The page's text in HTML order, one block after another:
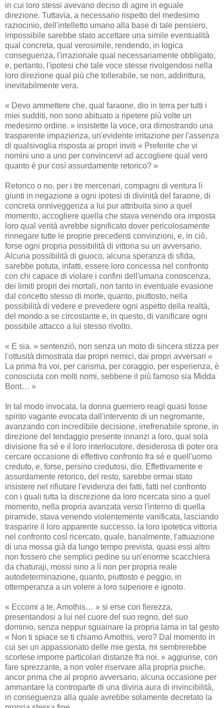
in cui loro stessi avevano deciso di agire in eguale
direzione. Tuttavia, a necessario rispetto del medesimo
raziocinio, dell'intelletto umano alla base di tale pensiero,
impossibile sarebbe stato accettare una simile eventualità
qual concreta, qual verosimile, rendendo, in logica
conseguenza, l'irrazionale qual necessariamente obbligato,
e, pertanto, l'ipotesi che tale voce stesse rivolgendosi nella
loro direzione qual più che tollerabile, se non, addirittura,
inevitabilmente vera.
« Devo ammettere che, qual faraone, dio in terra per tutti i
miei sudditi, non sono abituato a ripetere più volte un
medesimo ordine. » insistette la voce, ora dimostrando una
trasparente impazienza, un'evidente irritazione per l'assenza
di qualsivoglia risposta ai propri inviti « Preferite che vi
nomini uno a uno per convincervi ad accogliere qual vero
quanto è pur così assurdamente retorico? »
Retorico o no, per i tre mercenari, compagni di ventura lì
giunti in negazione a ogni ipotesi di divinità del faraone, di
concreta onniveggenza a lui pur attribuita sino a quel
momento, accogliere quella che stava venendo ora imposta
loro qual verità avrebbe significato dover pericolosamente
rinnegare tutte le proprie precedenti convinzioni, e, in ciò,
forse ogni propria possibilità di vittoria su un avversario.
Alcuna possibilità di giuoco, alcuna speranza di sfida,
sarebbe potuta, infatti, essere loro concessa nel confronto
con chi capace di violare i confini dell'umana conoscenza,
dei limiti propri dei mortali, non tanto in eventuale evasione
dal concetto stesso di morte, quanto, piuttosto, nella
possibilità di vedere e prevedere ogni aspetto della realtà,
del mondo a se circostante e, in questo, di vanificare ogni
possibile attacco a lui stesso rivolto.
« E sia. » sentenziò, non senza un moto di sincera stizza per
l'ottusità dimostrata dai propri nemici, dai propri avversari «
La prima fra voi, per carisma, per coraggio, per esperienza, è
conosciuta con molti nomi, sebbene il più famoso sia Midda
Bont… »
In tal modo invocata, la donna guerriero reagì quasi fosse
spirito vagante evocata dall'intervento di un negromante,
avanzando con incredibile decisione, irrefrenabile sprone, in
direzione del tendaggio presente innanzi a loro, qual sola
divisione fra sé e il loro interlocutore, desiderosa di poter ora
cercare occasione di effettivo confronto fra sé e quell'uomo
creduto, e, forse, persino credutosi, dio. Effettivamente e
assurdamente retorico, del resto, sarebbe ormai stato
insistere nel rifiutare l'evidenza dei fatti, fatti nel confronto
con i quali tutta la discrezione da loro ricercata sino a quel
momento, nella propria avanzata verso l'interno di quella
piramide, stava venendo violentemente vanificata, lasciando
trasparire il loro apparente successo, la loro ipotetica vittoria
nel confronto così ricercato, quale, banalmente, l'attuazione
di una mossa già da lungo tempo prevista, quasi essi altro
non fossero che semplici pedine su un'enorme scacchiera
da chaturaji, mossi sino a lì non per propria reale
autodeterminazione, quanto, piuttosto e peggio, in
ottemperanza a un volere a loro superiore e ignoto.
« Eccomi a te, Amothis… » si erse con fierezza,
presentandosi a lui nel cuore del suo regno, del suo
dominio, senza neppur sguainare la propria lama in tal gesto
« Non ti spiace se ti chiamo Amothis, vero? Dal momento in
cui sei un appassionato delle mie gesta, mi sembrerebbe
scortese imporre particolari distanze fra noi. » aggiunse, con
fare sprezzante, a non voler riservare alla propria psiche,
ancor prima che al proprio avversario, alcuna occasione per
ammantare la controparte di una divina aura di invincibilità,
in conseguenza alla quale avrebbe solamente decretato la